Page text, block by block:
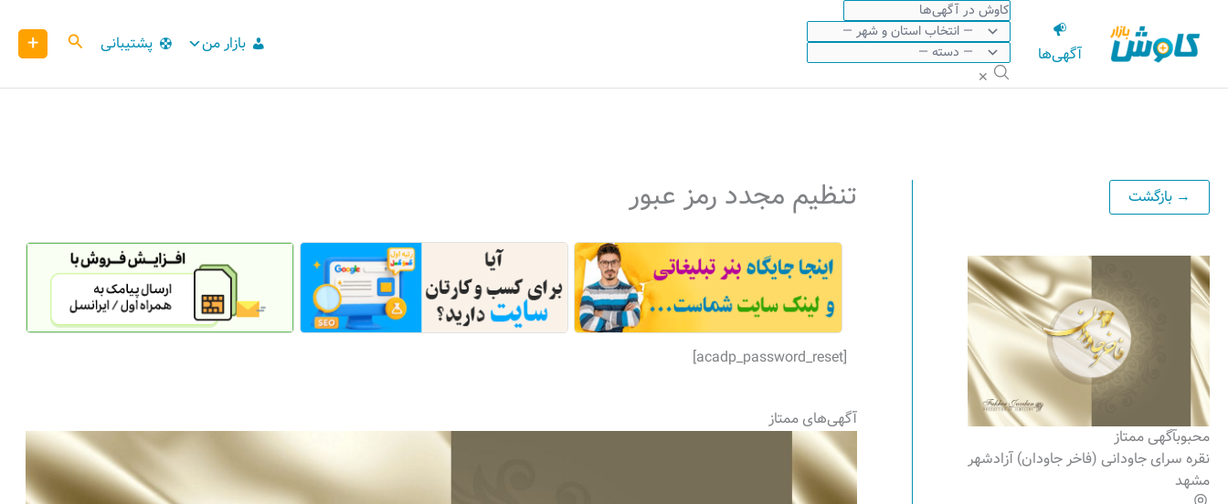
محتوا
آگهی‌ها
✕
بازار من پشتیبانی کاوش +
محبوبآگهی ممتاز
نقره سرای جاودانی (فاخر جاودان) آزادشهر
مشهد
تنظیم مجدد رمز عبور
[acadp_password_reset]
آگهی‌های ممتاز